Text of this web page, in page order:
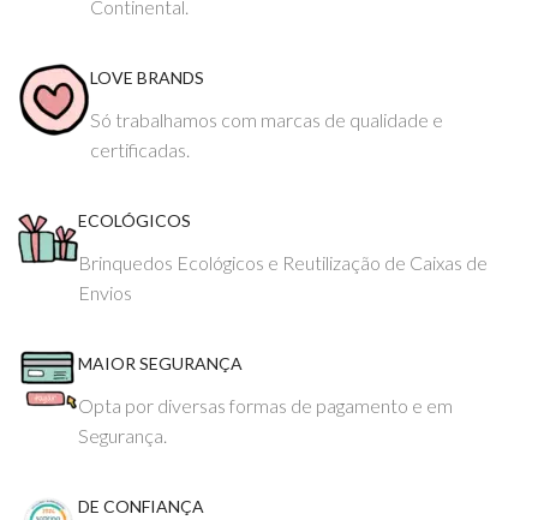
Continental.
LOVE BRANDS
Só trabalhamos com marcas de qualidade e
certificadas.
ECOLÓGICOS
Brinquedos Ecológicos e Reutilização de Caixas de
Envios
MAIOR SEGURANÇA
Opta por diversas formas de pagamento e em
Segurança.
DE CONFIANÇA